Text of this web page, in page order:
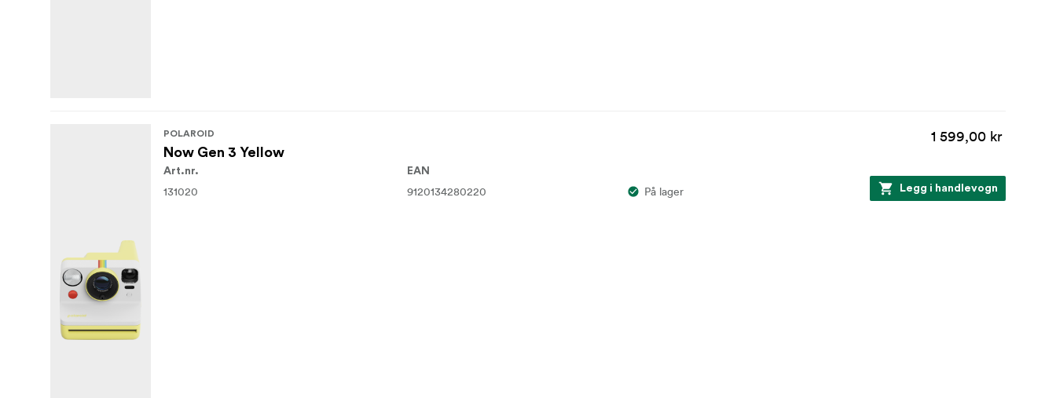
POLAROID
Now Gen 3 Yellow
1 599,00 kr
Art.nr.
131020
EAN
9120134280220 På lager Legg i handlevogn